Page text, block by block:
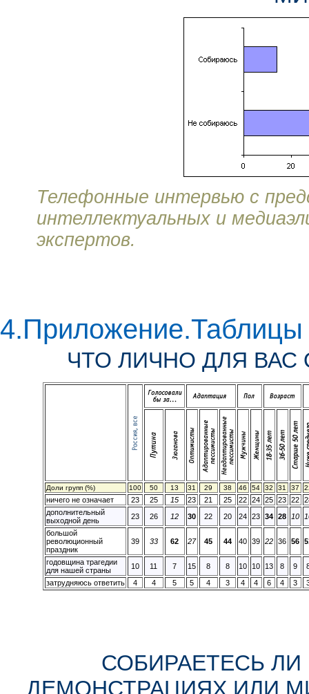
Телефонные интервью с
интеллектуальных и
экспертов.
4.Приложение.Таблицы
ЧТО ЛИЧНО ДЛЯ ВАС
Доли групп (%) 100 50 13 31 29 38 46 54 32 31 37
ничего не означает 23 25 15 23 21 25 22 24 25 23 22
дополнительный
выходной день
23 26 12 30 22 20 24 23 34 28 10
большой
революционный
праздник
39 33 62 27 45 44 40 39 22 36 56
годовщина трагедии
для нашей страны
10 11 7 15 8 8 10 10 13 8 9
затрудняюсь ответить
4 4 5 5 4 3 4 4 6 4 3
СОБИРАЕТЕСЬ
ДЕМОНСТРАЦИЯХ ИЛИ